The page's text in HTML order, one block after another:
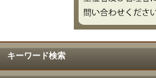
キーワード検索